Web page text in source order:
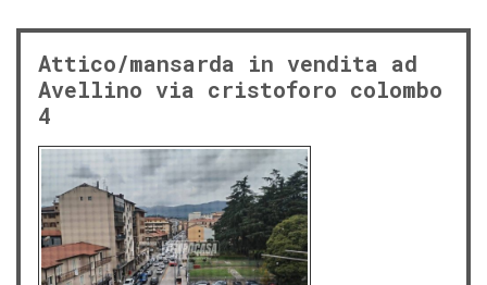
Attico/mansarda in vendita ad
Avellino via cristoforo colombo
4